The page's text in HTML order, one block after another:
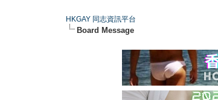
HKGAY 同志資訊平台
Board Message